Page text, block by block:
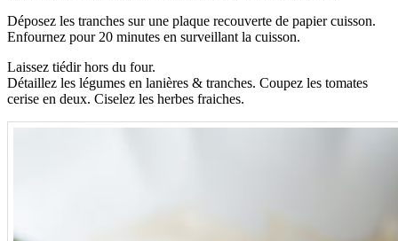
Déposez les tranches sur une plaque recouverte de papier cuisson.
Enfournez pour 20 minutes en surveillant la cuisson.
Laissez tiédir hors du four.
Détaillez les légumes en lanières & tranches. Coupez les tomates
cerise en deux. Ciselez les herbes fraiches.